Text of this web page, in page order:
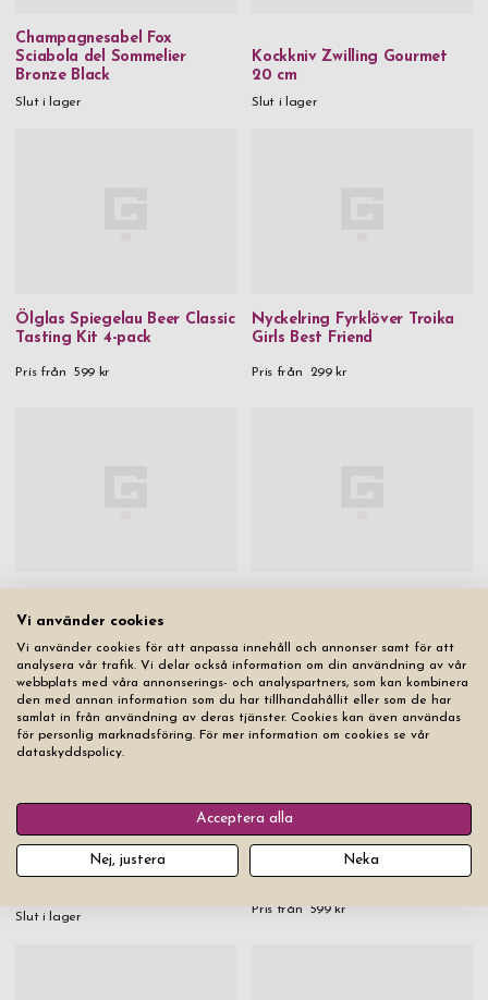
Champagnesabel Fox
Sciabola del Sommelier
Bronze Black
Slut i lager
Kockkniv Zwilling Gourmet
20 cm
Slut i lager
Ölglas Spiegelau Beer Classic
Tasting Kit 4-pack
Pris från 599 kr
Nyckelring Fyrklöver Troika
Girls Best Friend
Pris från 299 kr
Multiverktyg Victorinox
Slut i lager
Whiskyglas Nachtmann
Sculpture 36 cl 4-pack
Pris från 599 kr
Vi använder cookies
Vi använder cookies för att anpassa innehåll och annonser samt för att
analysera vår trafik. Vi delar också information om din användning av vår
webbplats med våra annonserings- och analyspartners, som kan kombinera
den med annan information som du har tillhandahållit eller som de har
samlat in från användning av deras tjänster. Cookies kan även användas
för personlig marknadsföring. För mer information om cookies se vår
dataskyddspolicy.
Acceptera alla
Nej, justera Neka